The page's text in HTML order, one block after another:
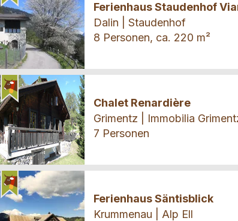
Ferienhaus Staudenhof
Dalin | Staudenhof
8 Personen, ca. 220 m²
Chalet Renardière
Grimentz | Immobilia
7 Personen
Ferienhaus Säntisblick
Krummenau | Alp Ell